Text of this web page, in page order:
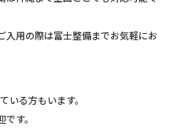
入用の際は富士整備までお気軽にお
いる方もいます。
す。